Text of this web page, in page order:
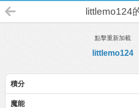
littlemo124
點擊重新加載
littlemo124
積分
魔能